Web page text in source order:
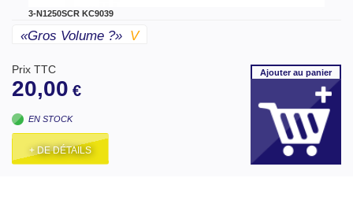
3-N1250SCR KC9039
«gros Volume ?» V
Prix TTC
20,00 €
EN STOCK
+ DE DÉTAILS
Ajouterau panier